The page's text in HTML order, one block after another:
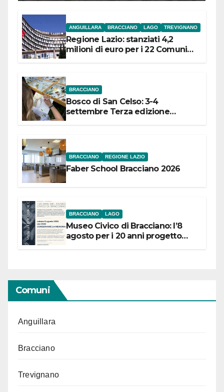
ANGUILLARA BRACCIANO LAGO TREVIGNANO
Regione Lazio: stanziati 4,2
milioni di euro per i 22 Comuni
BRACCIANO
Bosco di San Celso: 3-4
settembre Terza edizione
BRACCIANO REGIONE LAZIO
Faber School Bracciano 2026
BRACCIANO LAGO
Museo Civico di Bracciano: l’8
agosto per i 20 anni progetto
Comuni
Anguillara
Bracciano
Trevignano